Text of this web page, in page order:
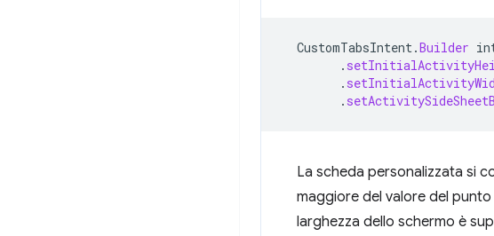
CustomTabsIntent.Builder
.
.
.
La scheda personalizzata si
maggiore del valore del
larghezza dello schermo è